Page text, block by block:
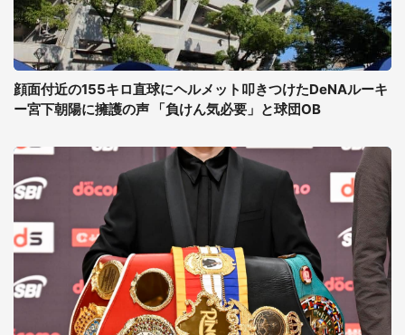
顔面付近の155キロ直球にヘルメット叩きつけたDeNAルーキ
ー宮下朝陽に擁護の声 「負けん気必要」と球団OB